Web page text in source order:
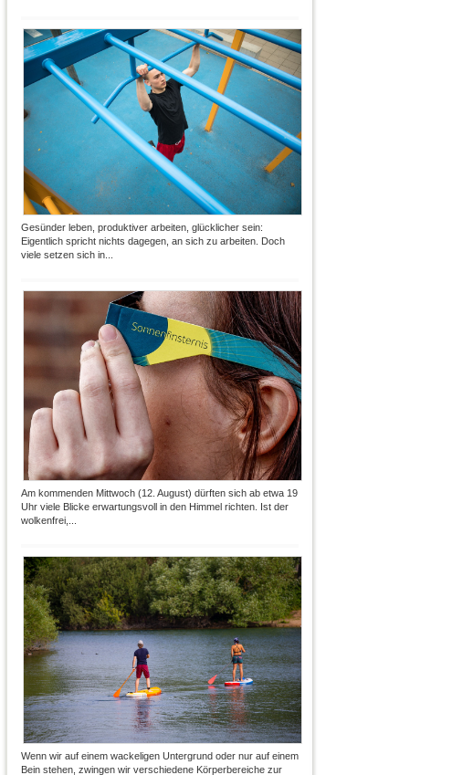
Gesünder leben, produktiver arbeiten, glücklicher sein:
Eigentlich spricht nichts dagegen, an sich zu arbeiten. Doch
viele setzen sich in...
Am kommenden Mittwoch (12. August) dürften sich ab etwa 19
Uhr viele Blicke erwartungsvoll in den Himmel richten. Ist der
wolkenfrei,...
Wenn wir auf einem wackeligen Untergrund oder nur auf einem
Bein stehen, zwingen wir verschiedene Körperbereiche zur